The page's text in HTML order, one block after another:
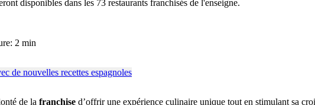
disponibles dans les 73 restaurants franchisés de l'enseigne.
2 min
de la franchise d’offrir une expérience culinaire unique tout en stimulant sa